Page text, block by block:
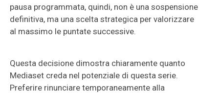
pausa programmata, quindi, non è una sospensione
definitiva, ma una scelta strategica per valorizzare
al massimo le puntate successive.
Questa decisione dimostra chiaramente quanto
Mediaset creda nel potenziale di questa serie.
Preferire rinunciare temporaneamente alla